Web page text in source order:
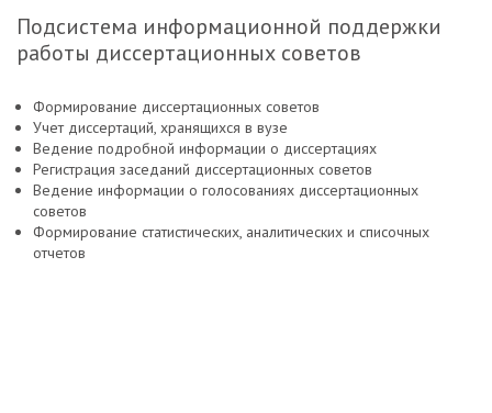
Подсистема информационной поддержки
работы диссертационных советов
Формирование диссертационных советов
Учет диссертаций, хранящихся в вузе
Ведение подробной информации о диссертациях
Регистрация заседаний диссертационных советов
Ведение информации о голосованиях диссертационных
советов
Формирование статистических, аналитических и списочных
отчетов